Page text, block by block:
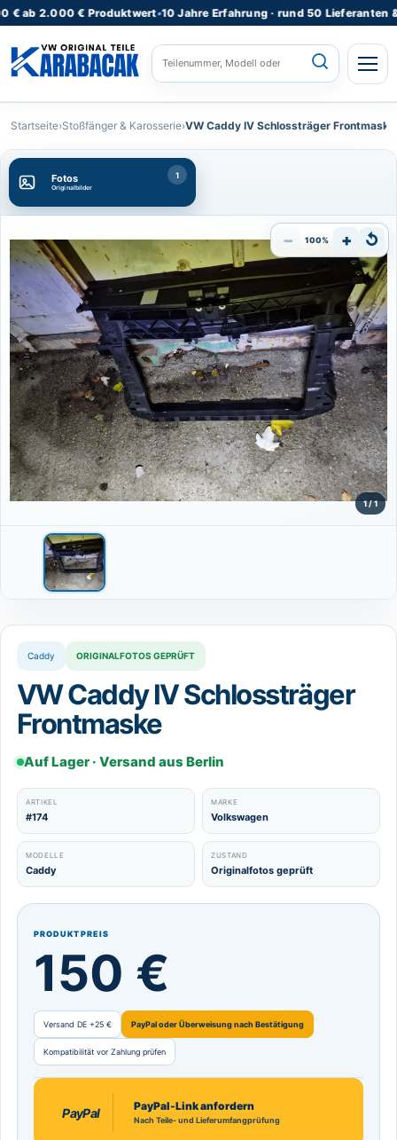
2.000 € Produktwert•10 Jahre Erfahrung · rund 50 Lieferanten & Lager
STARTSEITE
ALLE PRODUKTE
FAHRZEUGMODELLE
REPARATURSERVICE
TEILEANFRAGE
RATGEBER
KONTAKT
DE
⌄
Sprache wählen
Deutsch DE
Startseite›Stoßfänger & Karosserie›VW Caddy IV Schlossträger Frontmaske
Fotos
Originalbilder
1
− 100% + ↺
1 / 1
Caddy ORIGINALFOTOS GEPRÜFT
VW Caddy IV Schlossträger
Frontmaske
Auf Lager · Versand aus Berlin
ARTIKEL
#174
MARKE
Volkswagen
MODELLE
Caddy
ZUSTAND
Originalfotos geprüft
PRODUKTPREIS
150 €
Versand DE +25 € PayPal oder Überweisung nach Bestätigung
Kompatibilität vor Zahlung prüfen
PayPal PayPal-Link anfordern
Nach Teile- und Lieferumfangprüfung